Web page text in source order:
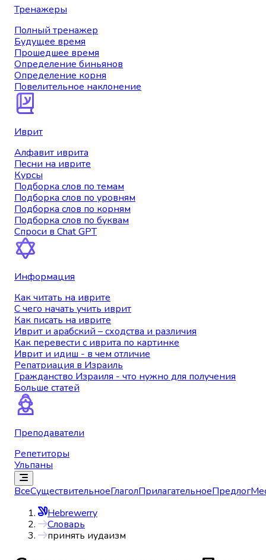
Тренажеры
Полный тренажер
Будущее время
Прошедшее время
Определение биньянов
Определение корня
Повелительное наклонение
Иврит
Алфавит иврита
Песни на иврите
Курсы
Подборка слов по темам
Подборка слов по уровням
Подборка слов по корням
Подборка слов по буквам
Спроси в Chat GPT
Информация
Как читать на иврите
С чего начать учить иврит
Как писать на иврите
Иврит и арабский – сходства и различия
Как перевести с иврита по картинке
Иврит и идиш - в чем отличие
Репатриация в Израиль
Гражданство Израиля - что нужно для получения
Больше статей
Преподаватели
Репетиторы
Ульпаны
ВсеСуществительноеГлаголПрилагательноеПредлог
Hebrewerry
Словарь
принять иудаизм